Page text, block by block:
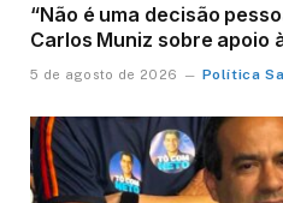
“Não é uma decisão
Carlos Muniz sobre apoio
5 de agosto de 2026 Política